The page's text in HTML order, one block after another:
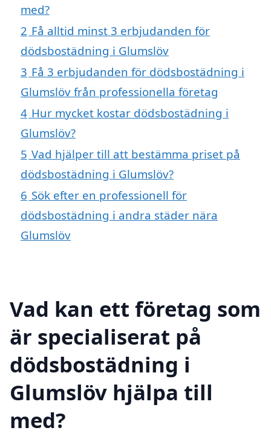
med?
2 Få alltid minst 3 erbjudanden för
dödsbostädning i Glumslöv
3 Få 3 erbjudanden för dödsbostädning i
Glumslöv från professionella företag
4 Hur mycket kostar dödsbostädning i
Glumslöv?
5 Vad hjälper till att bestämma priset på
dödsbostädning i Glumslöv?
6 Sök efter en professionell för
dödsbostädning i andra städer nära
Glumslöv
Vad kan ett företag som
är specialiserat på
dödsbostädning i
Glumslöv hjälpa till
med?